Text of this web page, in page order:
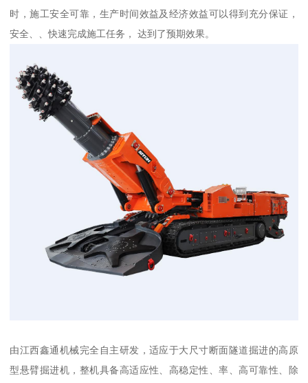
时，施工安全可靠，生产时间效益及经济效益可以得到充分保证，
安全、、快速完成施工任务， 达到了预期效果。
由江西鑫通机械完全自主研发，适应于大尺寸断面隧道掘进的高原
型悬臂掘进机，整机具备高适应性、高稳定性、率、高可靠性、除